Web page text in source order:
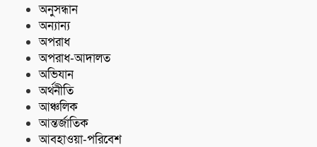
অনুসন্ধান
অন্যান্য
অপরাধ
অপরাধ-আদালত
অভিযান
অর্থনীতি
আঞ্চলিক
আন্তর্জাতিক
আবহাওয়া-পরিবেশ